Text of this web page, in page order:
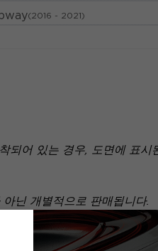
(2016 - 2021)
되어 있는 경우, 도면에 표시
닌 개별적으로 판매됩니다.